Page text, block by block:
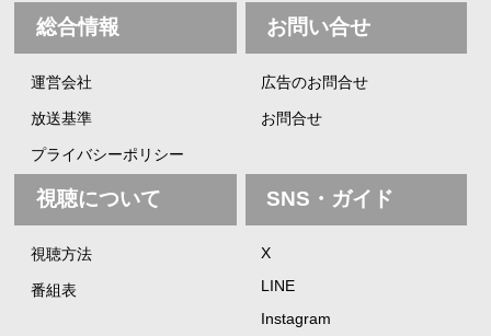
総合情報
運営会社
放送基準
プライバシーポリシー
お問い合せ
広告のお問合せ
お問合せ
視聴について
視聴方法
番組表
SNS・ガイド
X
LINE
Instagram